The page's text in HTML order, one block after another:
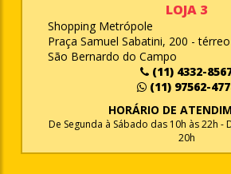
LOJA 3
Shopping Metrópole
Praça Samuel Sabatini, 200 - térreo
São Bernardo do Campo
(11) 4332-
(11) 97562-
HORÁRIO DE
De Segunda à Sábado das 10h às 22h -
20h